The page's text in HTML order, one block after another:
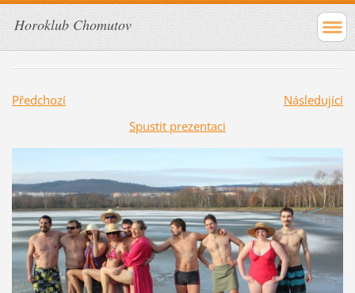
Horoklub Chomutov
Předchozí
Následující
Spustit prezentaci